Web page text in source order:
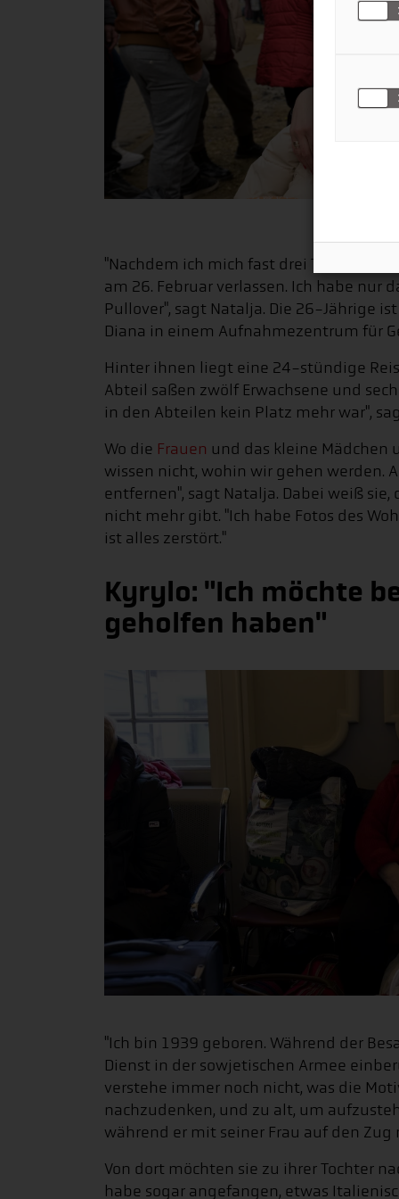
"Nachdem ich mich fast drei Tage lang
am 26. Februar verlassen. Ich habe nur
Pullover", sagt Natalja. Die 26-Jährige
Diana in einem Aufnahmezentrum für
Hinter ihnen liegt eine 24-stündige
Abteil saßen zwölf Erwachsene und
in den Abteilen kein Platz mehr war",
Wo die Frauen und das kleine Mädchen
wissen nicht, wohin wir gehen werden.
entfernen", sagt Natalja. Dabei weiß sie,
nicht mehr gibt. "Ich habe Fotos des
ist alles zerstört."
Kyrylo: "Ich möchte
geholfen haben"
"Ich bin 1939 geboren. Während der
Dienst in der sowjetischen Armee
verstehe immer noch nicht, was die
nachzudenken, und zu alt, um
während er mit seiner Frau auf den Zug
Von dort möchten sie zu ihrer Tochter
habe sogar angefangen, etwas